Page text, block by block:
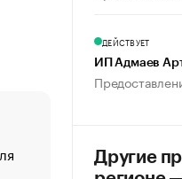
«От спорта тело
создавшей GTA
ДЕЙСТВУЕТ
ИП Адмаев
Другие